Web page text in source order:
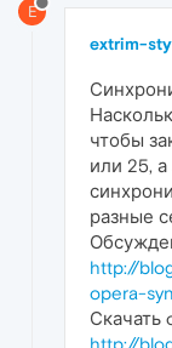
E
extrim-
чтобы
или 25,
разные
http://
opera-
Скачать
http://